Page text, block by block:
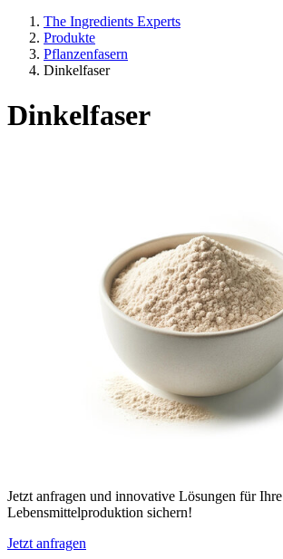
The Ingredients Experts
Produkte
Pflanzenfasern
Dinkelfaser
Dinkelfaser
Jetzt anfragen und innovative Lösungen für Ihre
Lebensmittelproduktion sichern!
Jetzt anfragen